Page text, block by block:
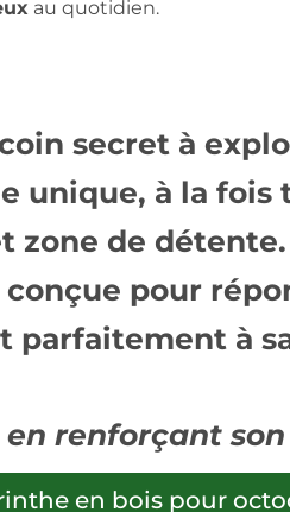
au quotidien.
secret à
unique, à la fois
zone de détente.
pour
parfaitement à
renforçant
en bois pour